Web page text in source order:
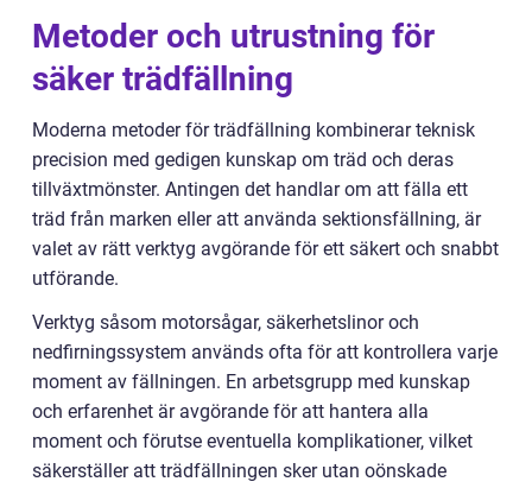
Metoder och utrustning för
säker trädfällning
Moderna metoder för trädfällning kombinerar teknisk
precision med gedigen kunskap om träd och deras
tillväxtmönster. Antingen det handlar om att fälla ett
träd från marken eller att använda sektionsfällning, är
valet av rätt verktyg avgörande för ett säkert och snabbt
utförande.
Verktyg såsom motorsågar, säkerhetslinor och
nedfirningssystem används ofta för att kontrollera varje
moment av fällningen. En arbetsgrupp med kunskap
och erfarenhet är avgörande för att hantera alla
moment och förutse eventuella komplikationer, vilket
säkerställer att trädfällningen sker utan oönskade